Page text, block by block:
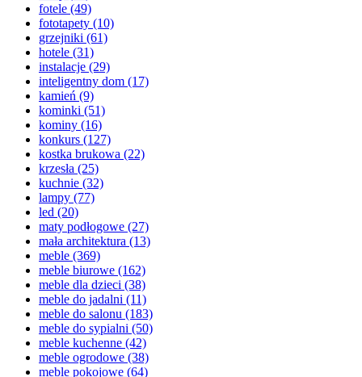
fotele (49)
fototapety (10)
grzejniki (61)
hotele (31)
instalacje (29)
inteligentny dom (17)
kamień (9)
kominki (51)
kominy (16)
konkurs (127)
kostka brukowa (22)
krzesła (25)
kuchnie (32)
lampy (77)
led (20)
maty podłogowe (27)
mała architektura (13)
meble (369)
meble biurowe (162)
meble dla dzieci (38)
meble do jadalni (11)
meble do salonu (183)
meble do sypialni (50)
meble kuchenne (42)
meble ogrodowe (38)
meble pokojowe (64)